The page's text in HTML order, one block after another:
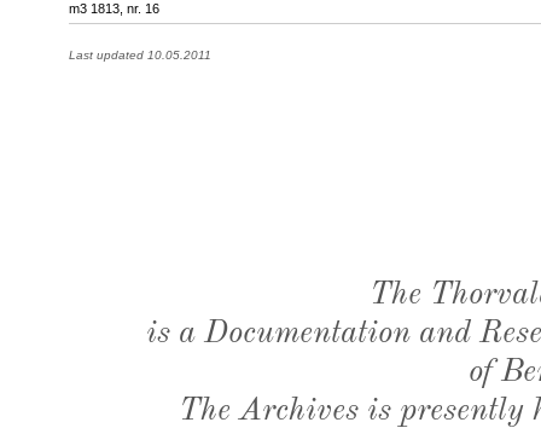
m3 1813, nr. 16
Last updated 10.05.2011
The
is a Documentation and
of
The Archives is presently